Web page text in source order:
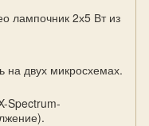
лампочник 2х5 Вт из
на двух микросхемах.
Spectrum-